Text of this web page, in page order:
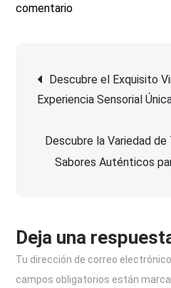
comentarioen
de
Tierra
Vino:
Una
de
entradas
Descubre el Exquisito
Experiencia Sensorial
Descubre la Variedad
Sabores Auténticos
Deja una
Tu dirección de correo
campos obligatorios están